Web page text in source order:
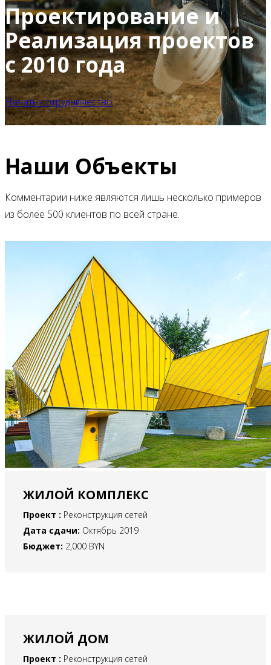
Проектирование и
Реализация проектов
с 2010 года
Начать сотрудничество
Наши Объекты
Комментарии ниже являются лишь несколько примеров
из более 500 клиентов по всей стране.
ЖИЛОЙ КОМПЛЕКС
Проект : Реконструкция сетей
Дата сдачи: Октябрь 2019
Бюджет: 2,000 BYN
ЖИЛОЙ ДОМ
Проект : Реконструкция сетей